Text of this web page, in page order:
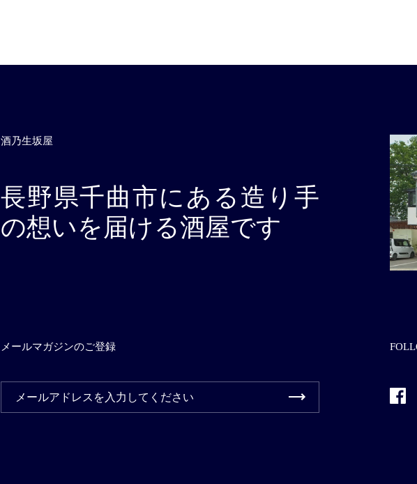
酒乃生坂屋
長野県千曲市にある造り手
の想いを届ける酒屋です
メールマガジンのご登録